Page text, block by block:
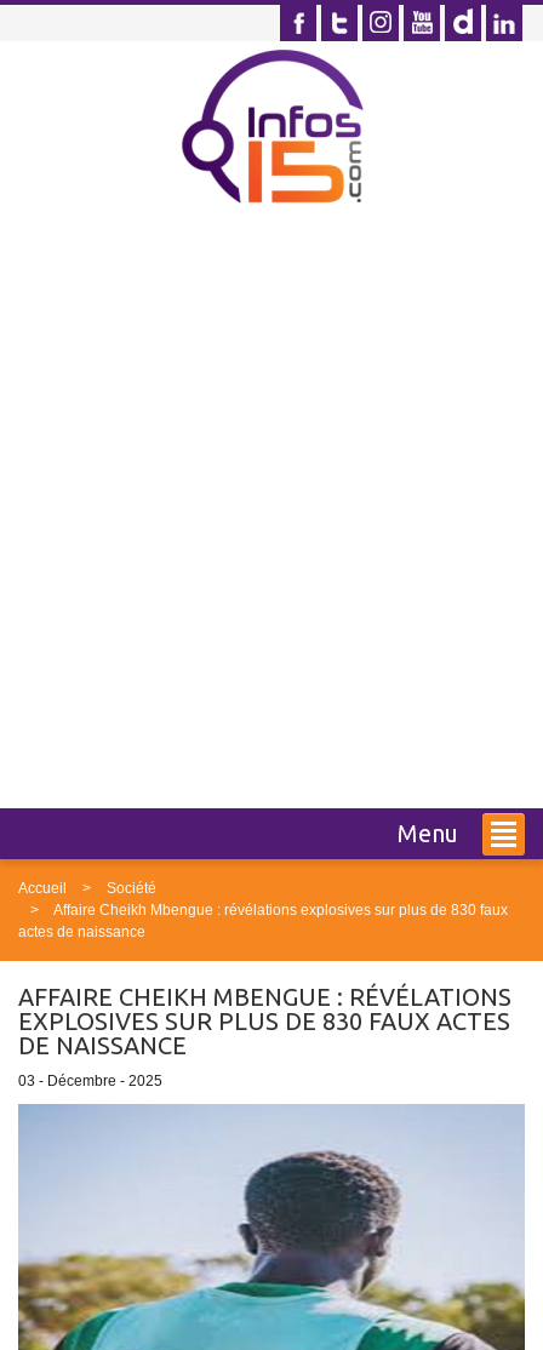
Menu
Accueil
Société
Affaire Cheikh Mbengue : révélations explosives sur plus de 830 faux
actes de naissance
AFFAIRE CHEIKH MBENGUE : RÉVÉLATIONS
EXPLOSIVES SUR PLUS DE 830 FAUX ACTES
DE NAISSANCE
03 - Décembre - 2025